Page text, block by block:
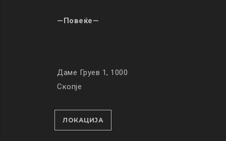
—Повеќе—
Даме Груев 1, 1000
Скопје
ЛОКАЦИЈА